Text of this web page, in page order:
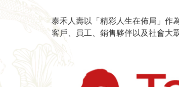
泰禾人壽以「精彩人生在佈局」作
客戶、員工、銷售夥伴以及社會大